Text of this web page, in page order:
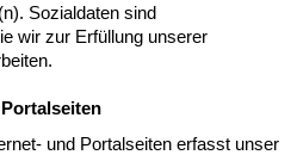
Sozialdaten sind
wir zur Erfüllung unserer
und Portalseiten erfasst unser